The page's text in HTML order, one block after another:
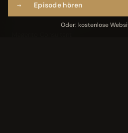
Webseite per Sprache
→ Episode hören
Oder: kostenlose